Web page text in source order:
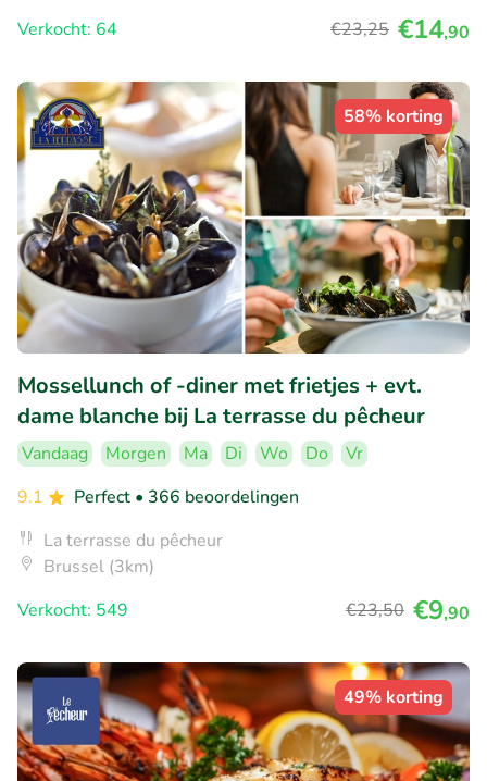
Verkocht: 64
€23,25 €14,90
58% korting
Mossellunch of -diner met frietjes + evt.
dame blanche bij La terrasse du pêcheur
Vandaag Morgen Ma Di Wo Do
Vr
9.1
Perfect • 366 beoordelingen
La terrasse du pêcheur
Brussel (3km)
Verkocht: 549
€23,50 €9,90
49% korting